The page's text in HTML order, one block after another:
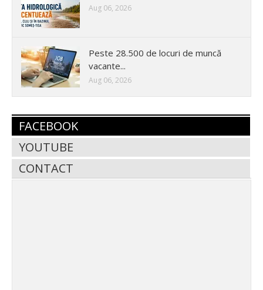
Aug 06, 2026
Peste 28.500 de locuri de muncă
vacante...
Aug 06, 2026
FACEBOOK
YOUTUBE
CONTACT